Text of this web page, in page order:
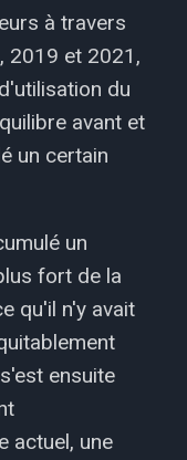
à travers
2019 et 2021,
du
avant et
un certain
un
fort de la
qu'il n'y avait
ensuite
actuel, une